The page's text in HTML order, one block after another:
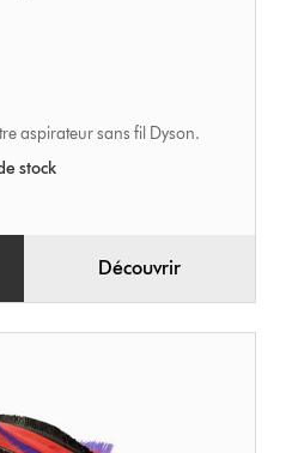
aspirateur sans fil Dyson.
stock
Découvrir